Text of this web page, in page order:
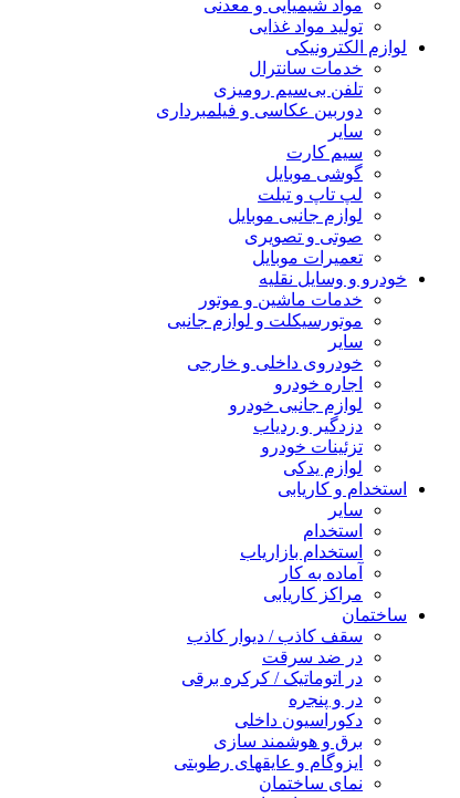
مواد شیمیایی و معدنی
تولید مواد غذایی
لوازم الکترونیکی
خدمات سانترال
تلفن بی‌سیم رومیزی
دوربین عکاسی و فیلمبرداری
سایر
سیم کارت
گوشی موبایل
لپ تاپ و تبلت
لوازم جانبی موبایل
صوتی و تصویری
تعمیرات موبایل
خودرو و وسایل نقلیه
خدمات ماشین و موتور
موتورسیکلت و لوازم جانبی
سایر
خودروی داخلی و خارجی
اجاره خودرو
لوازم جانبی خودرو
دزدگیر و ردیاب
تزئینات خودرو
لوازم یدکی
استخدام و کاریابی
سایر
استخدام
استخدام بازاریاب
آماده به کار
مراکز کاریابی
ساختمان
سقف کاذب / دیوار کاذب
در ضد سرقت
در اتوماتیک / کرکره برقی
در و پنجره
دکوراسیون داخلی
برق و هوشمند سازی
ایزوگام و عایقهای رطوبتی
نمای ساختمان